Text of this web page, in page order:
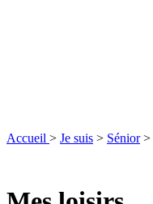
Accueil > Je suis > Sénior >